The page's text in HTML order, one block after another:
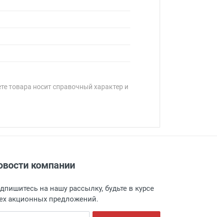
товара носит справочный характер и
г. Москва, Переведеновский
о поступлении товара.
пункт выдачи, чтобы избежать
компании
на нашу рассылку, будьте в курсе
акционных предложений.